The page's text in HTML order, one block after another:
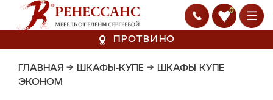
0
ПРОТВИНО
ГЛАВНАЯ → ШКАФЫ-КУПЕ → ШКАФЫ КУПЕ
ЭКОНОМ